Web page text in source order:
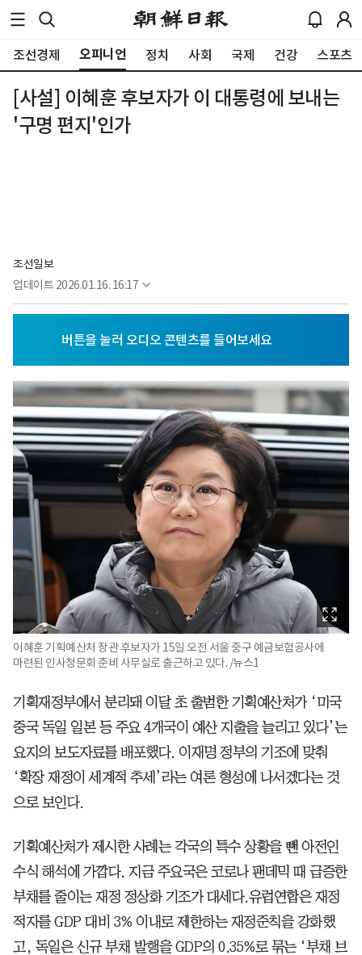
조선경제 오피니언 정치 사회 국제 건강 스포츠
[사설] 이혜훈 후보자가 이 대통령에 보내는
'구명 편지'인가
조선일보
업데이트 2026.01.16. 16:17
이혜훈 기획예산처 장관 후보자가 15일 오전 서울 중구 예금보험공사에
마련된 인사청문회 준비 사무실로 출근하고 있다. /뉴스1
기획재정부에서 분리돼 이달 초 출범한 기획예산처가 ‘미국
중국 독일 일본 등 주요 4개국이 예산 지출을 늘리고 있다’는
요지의 보도자료를 배포했다. 이재명 정부의 기조에 맞춰
‘확장 재정이 세계적 추세’라는 여론 형성에 나서겠다는 것
으로 보인다.
기획예산처가 제시한 사례는 각국의 특수 상황을 뺀 아전인
수식 해석에 가깝다. 지금 주요국은 코로나 팬데믹 때 급증한
부채를 줄이는 재정 정상화 기조가 대세다.유럽연합은 재정
적자를 GDP 대비 3% 이내로 제한하는 재정준칙을 강화했
고, 독일은 신규 부채 발행을 GDP의 0.35%로 묶는 ‘부채 브